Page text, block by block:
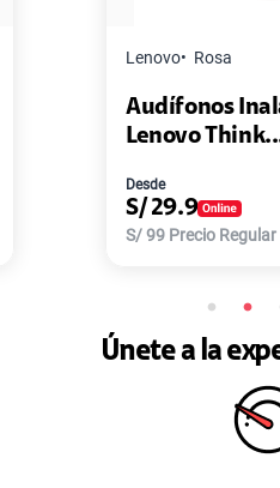
Master
S/
S/168
Únete a la